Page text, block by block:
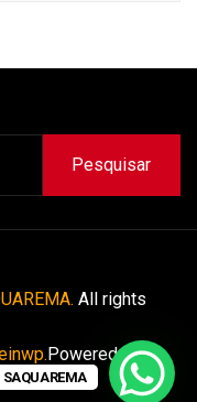
All rights
Powered by